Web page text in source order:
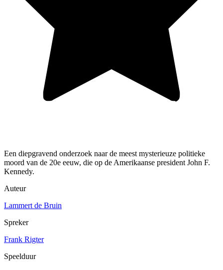
Een diepgravend onderzoek naar de meest mysterieuze politieke
moord van de 20e eeuw, die op de Amerikaanse president John F.
Kennedy.
Auteur
Lammert de Bruin
Spreker
Frank Rigter
Speelduur